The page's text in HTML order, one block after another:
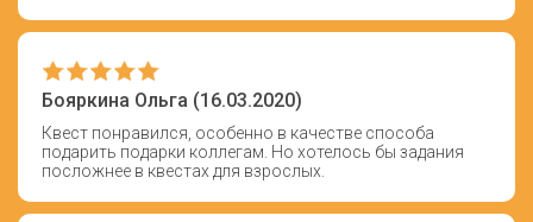
Бояркина Ольга (16.03.2020)
Квест понравился, особенно в качестве способа
подарить подарки коллегам. Но хотелось бы задания
посложнее в квестах для взрослых.